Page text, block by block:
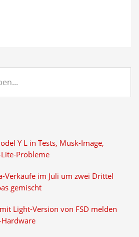
Y L in Tests, Musk-Image,
Probleme
Verkäufe im Juli um zwei Drittel
gemischt
Light-Version von FSD melden